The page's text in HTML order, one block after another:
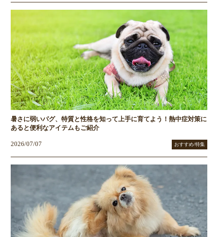
暑さに弱いパグ、特質と性格を知って上手に育てよう！熱中症対策に
あると便利なアイテムもご紹介
2026/07/07 おすすめ/特集